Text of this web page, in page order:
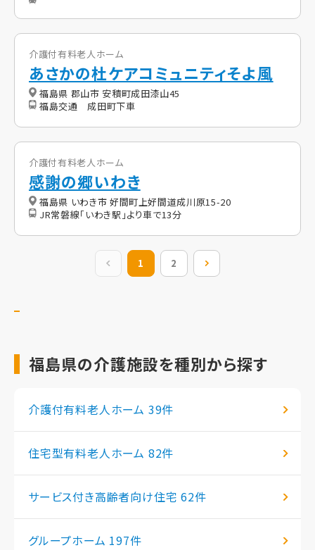
介護付有料老人ホーム
あさかの杜ケアコミュニティそよ風
福島県 郡山市 安積町成田漆山45
福島交通 成田町下車
介護付有料老人ホーム
感謝の郷いわき
福島県 いわき市 好間町上好間道成川原15-20
JR常磐線「いわき駅」より車で13分
前の20件
1 2
福島県の介護施設を種別から探す
介護付有料老人ホーム 39件
住宅型有料老人ホーム 82件
サービス付き高齢者向け住宅62件
グループホーム 197件